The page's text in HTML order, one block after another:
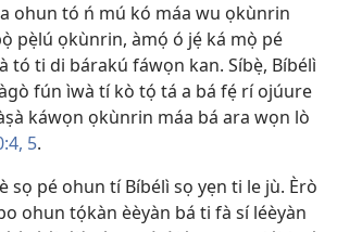
ohun tó ń mú kó máa wu ọkùnrin
pẹ̀lú ọkùnrin, àmọ́ ó jẹ́ ká mọ̀ pé
tó ti di bárakú fáwọn kan. Síbẹ̀, Bíbélì
fún ìwà tí kò tọ́ tá a bá fẹ́ rí ojúure
káwọn ọkùnrin máa bá ara wọn lò
5.
sọ pé ohun tí Bíbélì sọ yẹn ti le jù. Èrò
ohun tọ́kàn èèyàn bá ti fà sí léèyàn